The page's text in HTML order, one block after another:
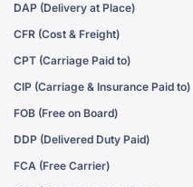
DAP (Delivery at Place)
CFR (Cost & Freight)
CPT (Carriage Paid to)
CIP (Carriage & Insurance Paid to)
FOB (Free on Board)
DDP (Delivered Duty Paid)
FCA (Free Carrier)